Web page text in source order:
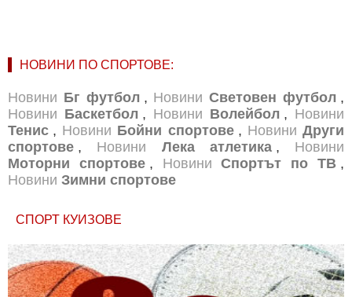
НОВИНИ ПО СПОРТОВЕ:
Новини Бг футбол , Новини Световен футбол ,
Новини Баскетбол , Новини Волейбол , Новини
Тенис , Новини Бойни спортове , Новини Други
спортове , Новини Лека атлетика , Новини
Моторни спортове , Новини Спортът по ТВ ,
Новини Зимни спортове
СПОРТ КУИЗОВЕ